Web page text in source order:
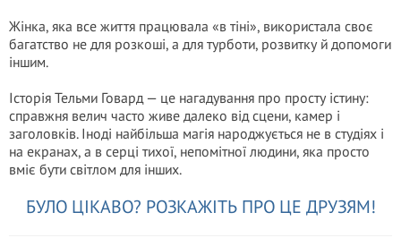
Жінка, яка все життя працювала «в тіні», використала своє
багатство не для розкоші, а для турботи, розвитку й допомоги
іншим.
Історія Тельми Говард — це нагадування про просту істину:
справжня велич часто живе далеко від сцени, камер і
заголовків. Іноді найбільша магія народжується не в студіях і
на екранах, а в серці тихої, непомітної людини, яка просто
вміє бути світлом для інших.
БУЛО ЦІКАВО? РОЗКАЖІТЬ ПРО ЦЕ ДРУЗЯМ!